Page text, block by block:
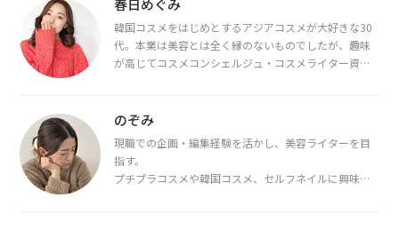
春日めぐみ
韓国コスメをはじめとするアジアコスメが大好きな30
代。本業は美容とは全く縁のないものでしたが、趣味
が高じてコスメコンシェルジュ・コスメライター資格
断・骨格診断によるイメージコンサルティングも行っ
のぞみ
現職での企画・編集経験を活かし、美容ライターを目
指す。
プチプラコスメや韓国コスメ、セルフネイルに興味が